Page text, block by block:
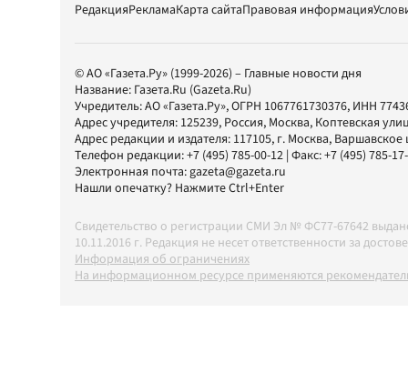
РедакцияРекламаКарта сайтаПравовая информация
© АО «Газета.Ру» (1999-2026) – Главные новости дня
Название: Газета.Ru (Gazeta.Ru)
Учредитель:АО «Газета.Ру», ОГРН 1067761730376, ИНН
Адрес учредителя: 125239, Россия, Москва, Коптевская
Адрес редакции и издателя: 117105, г. Москва, Варшавское
Телефон редакции:+7 (495) 785-00-12 | Факс:+7 (495) 785-
Электронная почта:gazeta@gazeta.ru
Нашли опечатку? Нажмите Ctrl+Enter
Свидетельство о регистрации СМИ Эл № ФС77-67642
10.11.2016 г. Редакция не несет ответственности за
Информация об ограничениях
На информационном ресурсе применяются